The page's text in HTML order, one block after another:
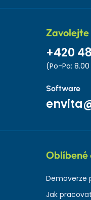
+420
(Po-Pa: 8.00
Software
Oblíbené
Demoverze
Jak